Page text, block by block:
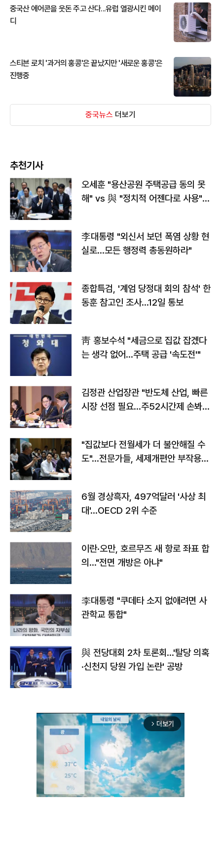
중국산 에어콘을 웃돈 주고 산다...유럽 열광시킨 메이
디
스티븐 로치 '과거의 홍콩'은 끝났지만 '새로운 홍콩'은
진행중
중국뉴스 더보기
추천기사
오세훈 "용산공원 주택공급 동의 못
해" vs 與 "정치적 어젠다로 사용"
李대통령 "외신서 보던 폭염 상황 현
실로…모든 행정력 총동원하라"
종합특검, '계엄 당정대 회의 참석' 한
동훈 참고인 조사...12일 통보
靑 홍보수석 "세금으로 집값 잡겠다
는 생각 없어…주택 공급 '속도전'"
김정관 산업장관 "반도체 산업, 빠른
시장 선점 필요…주52시간제 손봐
"집값보다 전월세가 더 불안해질 수
도"…전문가들, 세제개편안 부작용
6월 경상흑자, 497억달러 '사상 최
대'…OECD 2위 수준
이란·오만, 호르무즈 새 항로 좌표 합
의…"전면 개방은 아냐"
李대통령 "쿠데타 소지 없애려면 사
관학교 통합"
與 전당대회 2차 토론회…'탈당 의혹
·신천지 당원 가입 논란' 공방
arrow_forward_ios 더보기